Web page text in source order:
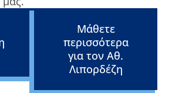
Μάθετε
περισσότερα
για τον Αθ.
Λιπορδέζη